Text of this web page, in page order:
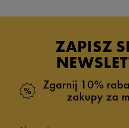
ZAPISZ
Zgarnij 10%
zakupy za